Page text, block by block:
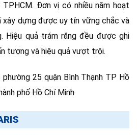
Đơn vị có nhiều năm hoạt
xây dựng được uy tín vững chắc và
Hiệu quả trám răng đều được ghi
tượng và hiệu quả vượt trội.
25 quận Bình Thạnh TP Hồ
phố Hồ Chí Minh